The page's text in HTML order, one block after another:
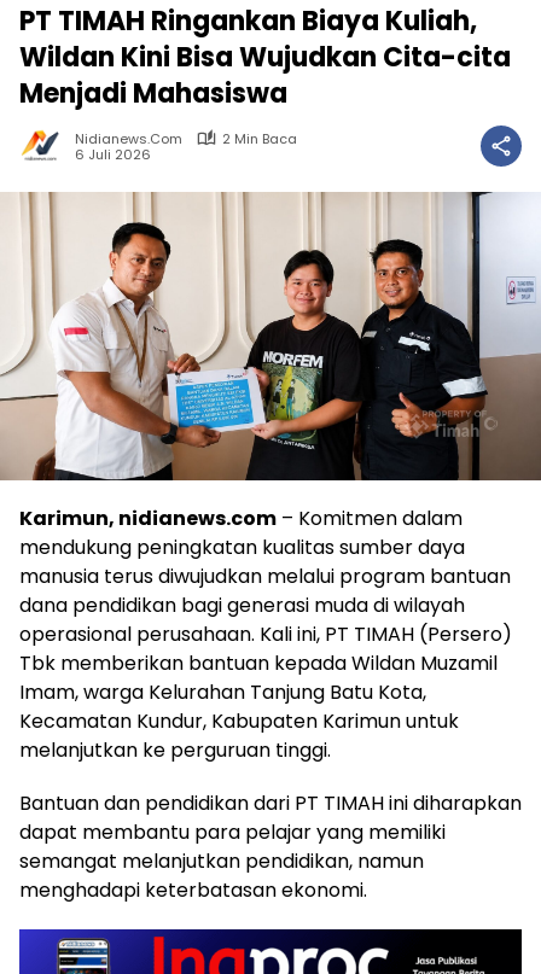
PT TIMAH Ringankan Biaya Kuliah,
Wildan Kini Bisa Wujudkan Cita-cita
Menjadi Mahasiswa
Nidianews.com
2 Min Baca
6 Juli 2026
Karimun, nidianews.com – Komitmen dalam
mendukung peningkatan kualitas sumber daya
manusia terus diwujudkan melalui program bantuan
dana pendidikan bagi generasi muda di wilayah
operasional perusahaan. Kali ini, PT TIMAH (Persero)
Tbk memberikan bantuan kepada Wildan Muzamil
Imam, warga Kelurahan Tanjung Batu Kota,
Kecamatan Kundur, Kabupaten Karimun untuk
melanjutkan ke perguruan tinggi.
Bantuan dan pendidikan dari PT TIMAH ini diharapkan
dapat membantu para pelajar yang memiliki
semangat melanjutkan pendidikan, namun
menghadapi keterbatasan ekonomi.